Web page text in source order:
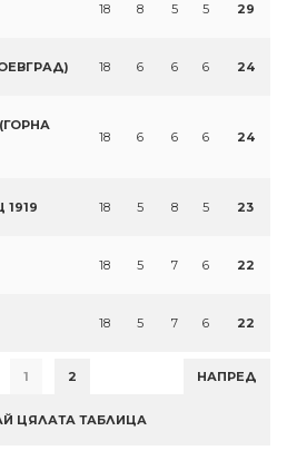
18 8 5 5 29
18 6 6 6 24
18 6 6 6 24
18 5 8 5 23
18 5 7 6 22
18 5 7 6 22
1 2 НАПРЕД
ЦЯЛАТА ТАБЛИЦА